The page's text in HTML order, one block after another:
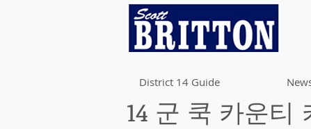
District 14 Guide
14 군 쿡 카운티